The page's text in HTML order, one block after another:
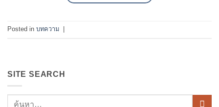
Posted in บทความ
SITE SEARCH